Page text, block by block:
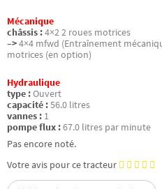
Mécanique
châssis :4×2 2 roues motrices
–>4×4 mfwd (Entraînement
motrices (en option)
Hydraulique
type :Ouvert
capacité :56.0 litres
vannes : 1
pompe flux :67.0 litres par minute
Pas encore noté.
Votre avis pour ce tracteur